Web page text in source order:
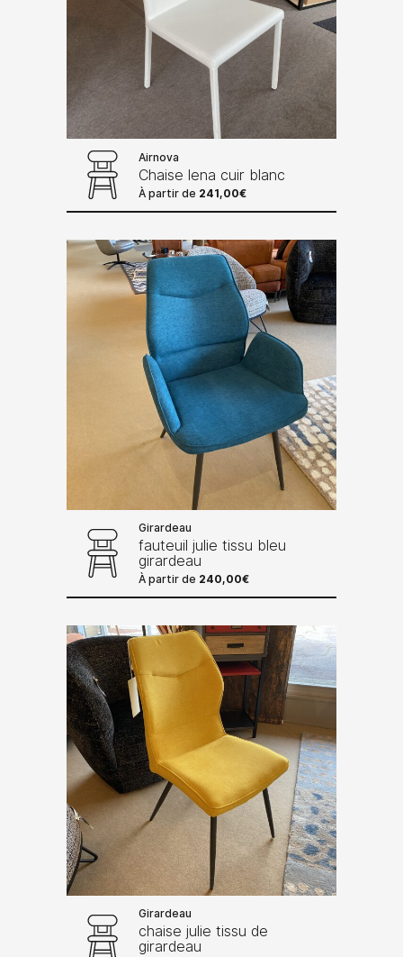
Airnova
Chaise lena cuir blanc
À partir de 241,00€
Girardeau
fauteuil julie tissu bleu
girardeau
À partir de 240,00€
Girardeau
chaise julie tissu de
girardeau